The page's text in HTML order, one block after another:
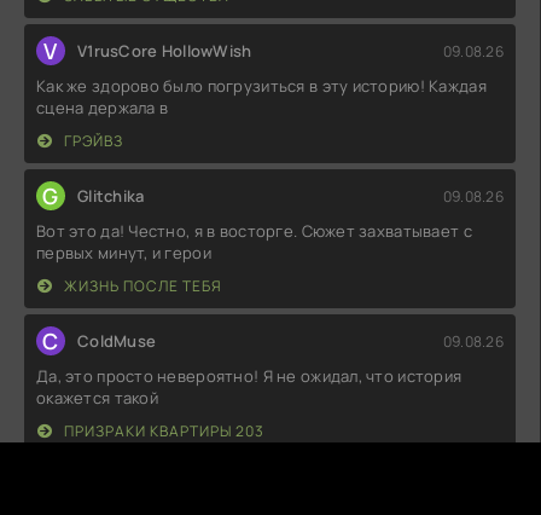
V V1rusCore HollowWish 09.08.26
Как же здорово было погрузиться в эту историю! Каждая
сцена держала в
ГРЭЙВЗ
G Glitchika 09.08.26
Вот это да! Честно, я в восторге. Сюжет захватывает с
первых минут, и герои
ЖИЗНЬ ПОСЛЕ ТЕБЯ
C ColdMuse 09.08.26
Да, это просто невероятно! Я не ожидал, что история
окажется такой
ПРИЗРАКИ КВАРТИРЫ 203